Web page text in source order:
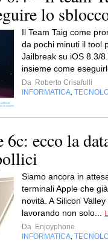
lo
Il Team Taig come
da pochi minuti il tool
Jailbreak su iOS 8.3/
insieme come
Da Roberto Crisafulli
INFORMATICA
ecco la
Siamo ancora in
terminali Apple che
novità. A Silicon
lavorando non solo...
Da Enjoyphone
INFORMATICA